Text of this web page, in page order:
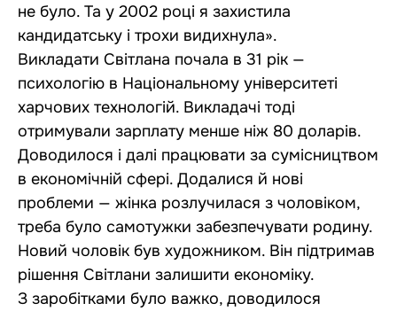
не було. Та у 2002 році я захистила
кандидатську і трохи видихнула».
Викладати Світлана почала в 31 рік —
психологію в Національному університеті
харчових технологій. Викладачі тоді
отримували зарплату менше ніж 80 доларів.
Доводилося і далі працювати за сумісництвом
в економічній сфері. Додалися й нові
проблеми — жінка розлучилася з чоловіком,
треба було самотужки забезпечувати родину.
Новий чоловік був художником. Він підтримав
рішення Світлани залишити економіку.
З заробітками було важко, доводилося